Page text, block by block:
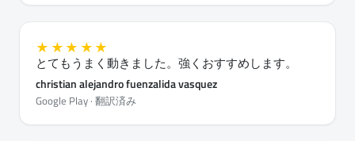
★★★★★
とてもうまく動きました。強くおすすめします。
christian alejandro fuenzalida vasquez
Google Play · 翻訳済み